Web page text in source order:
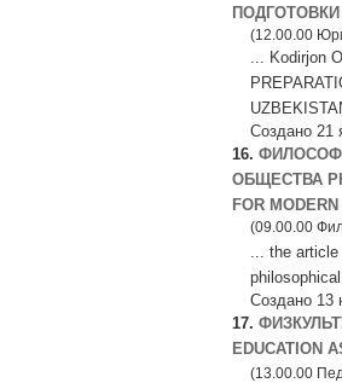
(12.00.00
... Kodirjon
Создано 21
16.
ОБЩЕСТВА
FOR
(09.00.00
... the
Создано 13
17.
EDUCATION
(13.00.00